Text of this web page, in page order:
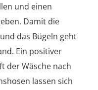
und einen
Damit die
das Bügeln geht
Ein positiver
der Wäsche nach
lassen sich